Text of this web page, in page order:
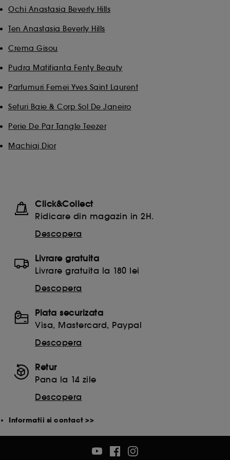
Ochi Anastasia Beverly Hills
Ten Anastasia Beverly Hills
Crema Gisou
Pudra Matifianta Fenty Beauty
Parfumuri Femei Yves Saint Laurent
Seturi Baie & Corp Sol De Janeiro
Perie De Par Tangle Teezer
Machiaj Dior
Click&Collect
Ridicare din magazin in 2H.
Descopera
Livrare gratuita
Livrare gratuita la 180 lei
Descopera
Plata securizata
Visa, Mastercard, Paypal
Descopera
Retur
Pana la 14 zile
Descopera
Informatii si contact >>
Cookie-uri de masurarea a audientei :
vizitatori de pe site-ul nostru si obiceiurile lor de
ului.
Cookie-uri pentru securizarea platilor online :
identitate.
De asemenea, Google colecteaza si partajeaza cu
serviciile Google disponible pe site-ul nostru sunt
Cu exceptia cookie-urilor tehnice, plasarea si citirea
celorlalte necesita acordul tau. Poti sa iti personalizezi
apasa butonul de "Accepta toate" sau "Respinge
toate". Poti alege sa iti modifici preferintele oricand.
folosite, clickaici